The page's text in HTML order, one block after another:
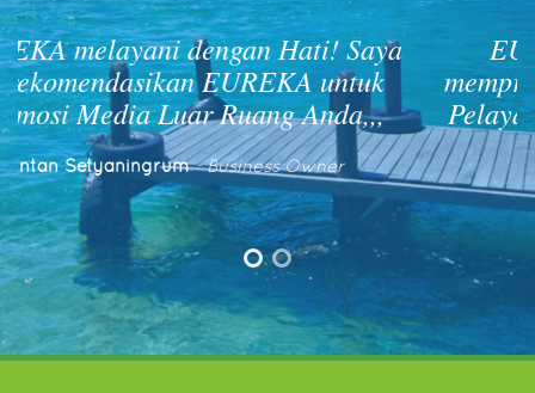
EUREKA membantu branding &
mempromosikan produk saya. Support &
Pelayanan EUREKA luar biasa! Terima
kasih EUREKA
Ahmad Muarif- Pengusaha